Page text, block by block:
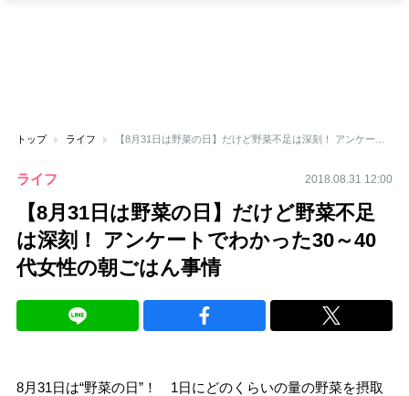
トップ ライフ
ライフ 2018.08.31 12:00
【8月31日は野菜の日】だけど野菜不足
は深刻！ アンケートでわかった30～40
代女性の朝ごはん事情
8月31日は“野菜の日”！ 1日にどのくらいの量の野菜を摂取